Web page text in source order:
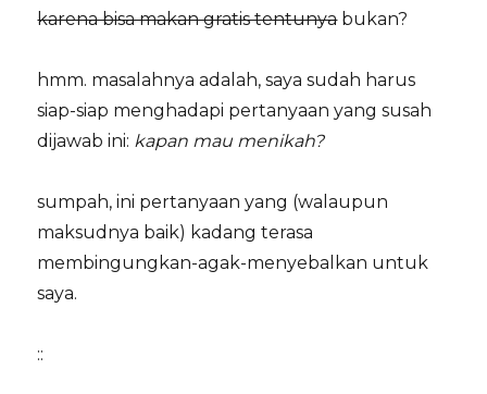
karena bisa makan gratis tentunyabukan?
hmm. masalahnya adalah, saya sudah harus
siap-siap menghadapi pertanyaan yang susah
dijawab ini: kapan mau menikah?
sumpah, ini pertanyaan yang (walaupun
maksudnya baik) kadang terasa
membingungkan-agak-menyebalkan untuk
saya.
::